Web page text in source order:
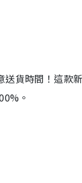
貨時間！這款
。